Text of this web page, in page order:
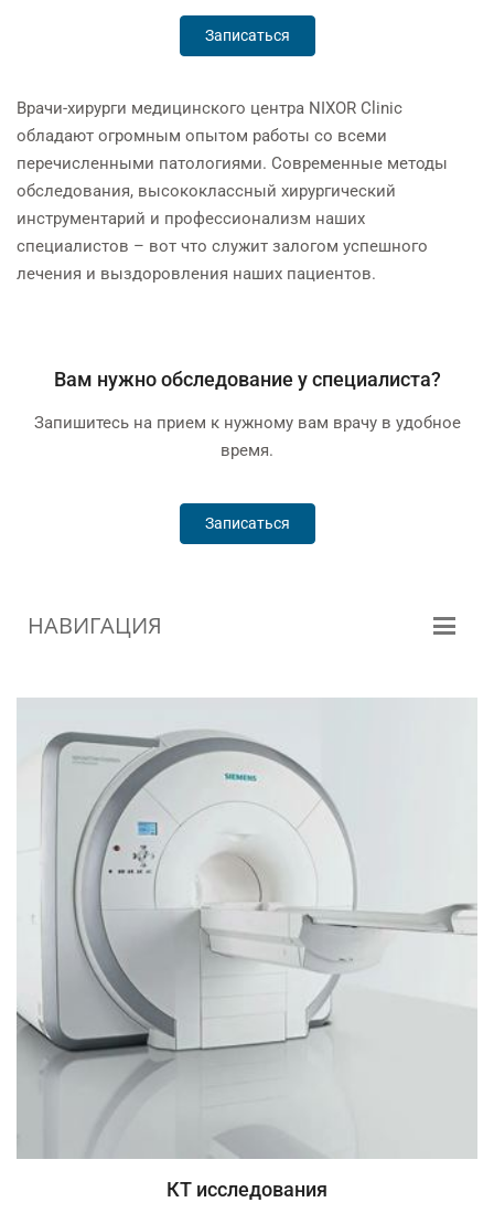
Записаться
Врачи-хирурги медицинского центра NIXOR Clinic
обладают огромным опытом работы со всеми
перечисленными патологиями. Современные методы
обследования, высококлассный хирургический
инструментарий и профессионализм наших
специалистов – вот что служит залогом успешного
лечения и выздоровления наших пациентов.
Вам нужно обследование у специалиста?
Запишитесь на прием к нужному вам врачу в удобное
время.
Записаться
НАВИГАЦИЯ
КТ исследования